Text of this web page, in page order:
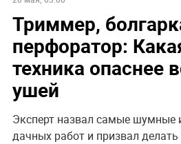
Триммер,
перфоратор:
техника опаснее
ушей
Эксперт назвал самые шумные
дачных работ и призвал